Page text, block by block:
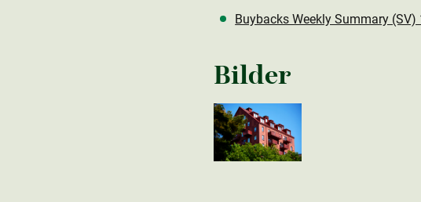
Buybacks Weekly Summary
Bilder